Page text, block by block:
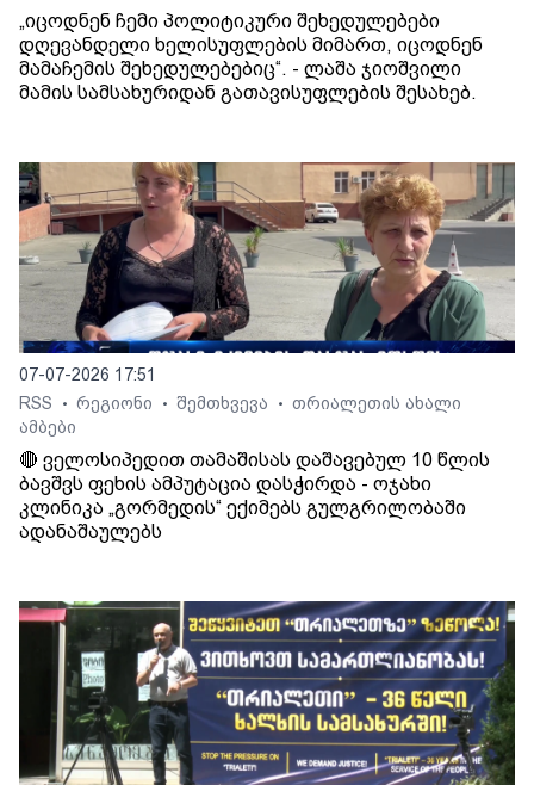
„იცოდნენ ჩემი პოლიტიკური შეხედულებები
დღევანდელი ხელისუფლების მიმართ, იცოდნენ
მამაჩემის შეხედულებებიც“. - ლაშა ჯიოშვილი
მამის სამსახურიდან გათავისუფლების შესახებ.
07-07-2026 17:51
RSS
• რეგიონი • შემთხვევა • თრიალეთის ახალი
ამბები
🔴 ველოსიპედით თამაშისას დაშავებულ 10 წლის
ბავშვს ფეხის ამპუტაცია დასჭირდა - ოჯახი
კლინიკა „გორმედის“ ექიმებს გულგრილობაში
ადანაშაულებს